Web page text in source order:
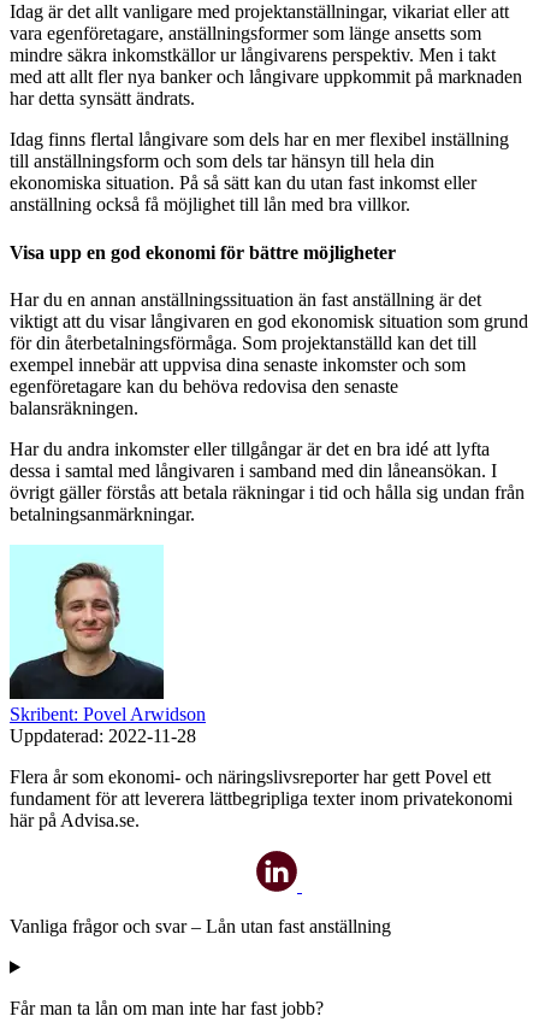
Idag är det allt vanligare med projektanställningar, vikariat eller att
vara egenföretagare, anställningsformer som länge ansetts som
mindre säkra inkomstkällor ur långivarens perspektiv. Men i takt
med att allt fler nya banker och långivare uppkommit på marknaden
har detta synsätt ändrats.
Idag finns flertal långivare som dels har en mer flexibel inställning
till anställningsform och som dels tar hänsyn till hela din
ekonomiska situation. På så sätt kan du utan fast inkomst eller
anställning också få möjlighet till lån med bra villkor.
Visa upp en god ekonomi för bättre möjligheter
Har du en annan anställningssituation än fast anställning är det
viktigt att du visar långivaren en god ekonomisk situation som grund
för din återbetalningsförmåga. Som projektanställd kan det till
exempel innebär att uppvisa dina senaste inkomster och som
egenföretagare kan du behöva redovisa den senaste
balansräkningen.
Har du andra inkomster eller tillgångar är det en bra idé att lyfta
dessa i samtal med långivaren i samband med din låneansökan. I
övrigt gäller förstås att betala räkningar i tid och hålla sig undan från
betalningsanmärkningar.
Skribent: Povel Arwidson
Uppdaterad: 2022-11-28
Flera år som ekonomi- och näringslivsreporter har gett Povel ett
fundament för att leverera lättbegripliga texter inom privatekonomi
här på Advisa.se.
Vanliga frågor och svar – Lån utan fast anställning
Får man ta lån om man inte har fast jobb?